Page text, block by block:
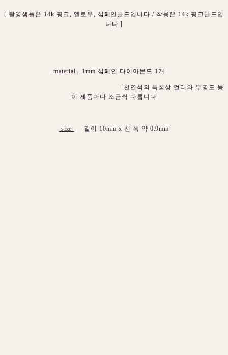
[ 촬영샘플은 14k 핑크, 옐로우, 샴페인골드입니다 / 착용은 14k 핑크골드입
니다 ]
material 1mm 샴페인 다이아몬드 1개
· 천연석의 특성상 컬러와 투명도 등
이 제품마다 조금씩 다릅니다
size 길이 10mm x 선 폭 약 0.9mm